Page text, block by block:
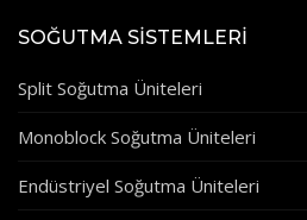
SOĞUTMA SISTEMLERI
Split Soğutma Üniteleri
Monoblock Soğutma Üniteleri
Endüstriyel Soğutma Üniteleri